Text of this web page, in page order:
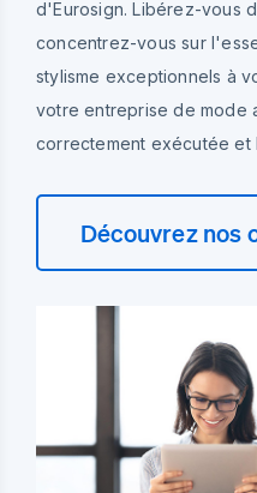
d'Eurosign. Libérez-vous
concentrez-vous sur
stylisme exceptionnels à
votre entreprise de mode
correctement exécutée et
Découvrez nos